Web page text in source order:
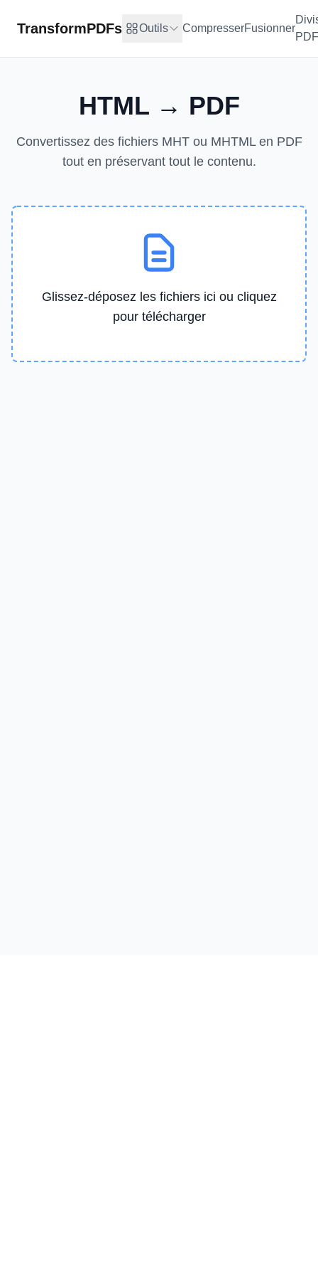
TransformPDFs Outils CompresserFusionner
PDF
HTML → PDF
Convertissez des fichiers MHT ou MHTML en PDF
tout en préservant tout le contenu.
Glissez-déposez les fichiers ici ou cliquez
pour télécharger